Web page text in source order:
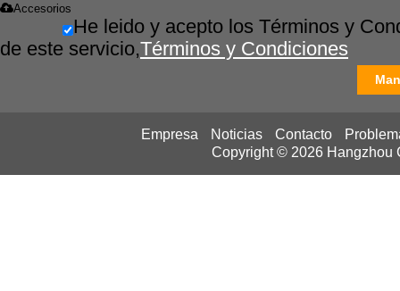
Accesorios
He leido y acepto los Términos y
de este servicio,Términos y Condiciones
Empresa Noticias Contacto
Copyright © 2026 Hangzhou